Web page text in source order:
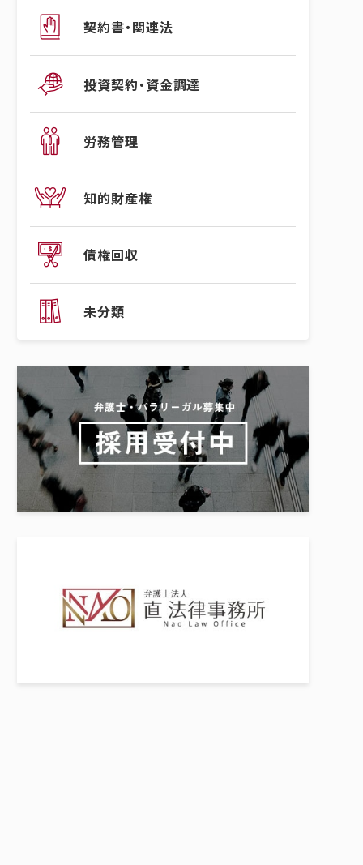
契約書・関連法
投資契約・資金調達
労務管理
知的財産権
債権回収
未分類